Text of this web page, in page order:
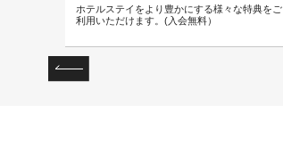
ホテルステイをより豊かにする様々な特典をご
利用いただけます。(入会無料）